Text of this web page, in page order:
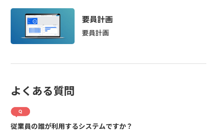
要員計画
要員計画
よくある質問
従業員の誰が利用するシステムですか？